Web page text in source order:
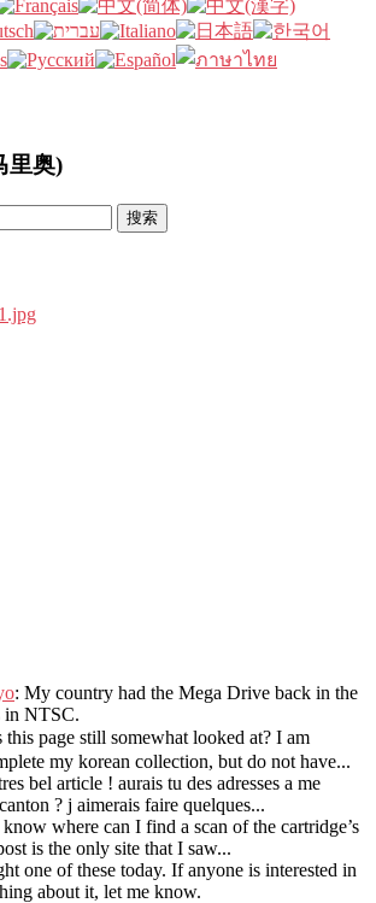
里奥)
: My country had the Mega Drive back in the
in NTSC.
page still somewhat looked at? I am
my korean collection, but do not have...
bel article ! aurais tu des adresses a me
? j aimerais faire quelques...
where can I find a scan of the cartridge’s
is the only site that I saw...
one of these today. If anyone is interested in
about it, let me know.